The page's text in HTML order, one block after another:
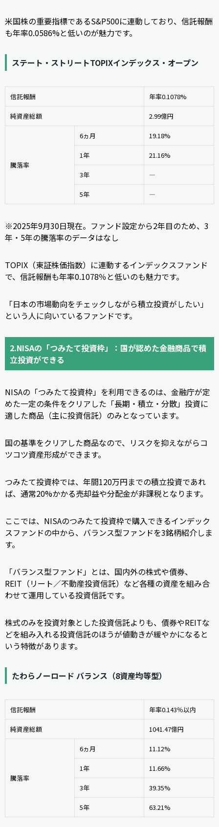
米国株の重要指標であるS&P500に連動しており、信託報酬
も年率0.0586%と低いのが魅力です。
ステート・ストリートTOPIXインデックス・オープン
信託報酬 年率0.1078%
純資産総額 2.99億円
騰落率
6ヵ月 19.18%
1年 21.16%
3年 ―
5年 ―
※2025年9月30日現在。ファンド設定から2年目のため、3
年・5年の騰落率のデータはなし
TOPIX（東証株価指数）に連動するインデックスファンド
で、信託報酬も年率0.1078％と低いのも魅力です。
「日本の市場動向をチェックしながら積立投資がしたい」
という人に向いているファンドです。
2.NISAの「つみたて投資枠」：国が認めた金融商品で積
立投資ができる
NISAの「つみたて投資枠」を利用できるのは、金融庁が定
めた一定の条件をクリアした「長期・積立・分散」投資に
適した商品（主に投資信託）のみとなっています。
国の基準をクリアした商品なので、リスクを抑えながらコ
ツコツ資産形成ができます。
つみたて投資枠では、年間120万円までの積立投資であれ
ば、通常20%かかる売却益や分配金が非課税となります。
ここでは、NISAのつみたて投資枠で購入できるインデック
スファンドの中から、バランス型ファンドを3銘柄紹介しま
す。
「バランス型ファンド」とは、国内外の株式や債券、
REIT（リート／不動産投資信託）など各種の資産を組み合
わせて運用している投資信託です。
株式のみを投資対象とした投資信託よりも、債券やREITな
どを組み入れる投資信託のほうが値動きが緩やかになると
いう特徴があります。
たわらノーロード バランス（8資産均等型）
信託報酬 年率0.143％以内
純資産総額 1041.47億円
騰落率
6ヵ月 11.12%
1年 11.66%
3年 39.35%
5年 63.21%